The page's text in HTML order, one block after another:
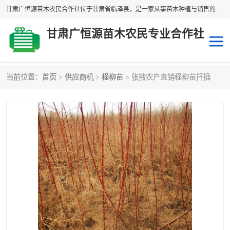
甘肃广恒源苗木农民合作社位于甘肃省临泽县，是一家从事苗木种植与销售的农民合作组织，合作社拥有苗木基地1500多亩，种植苗木品种40多个，年产各类苗木2000多万株。主营：白刺苗、红柳苗、梭梭苗等，我们以“种植一流的苗子，诚信经营”的经营理念，竭诚为每一位客户做优质的服务，欢迎来电咨询！
甘肃广恒源苗木农民专业合作社
当前位置： 首页 > 供应商机 > 柽柳苗 > 张掖农户直销柽柳苗扦插
圆冠榆 柠条
白刺苗
沙枣树 红柳苗
沙棘苗 柽柳苗
砂生槐 四翅滨藜